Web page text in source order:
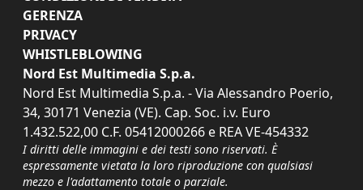
GERENZA
PRIVACY
WHISTLEBLOWING
Nord Est Multimedia S.p.a.
Nord Est Multimedia S.p.a. - Via Alessandro Poerio,
34, 30171 Venezia (VE). Cap. Soc. i.v. Euro
1.432.522,00 C.F. 05412000266 e REA VE-454332
I diritti delle immagini e dei testi sono riservati. È
espressamente vietata la loro riproduzione con qualsiasi
mezzo e l'adattamento totale o parziale.